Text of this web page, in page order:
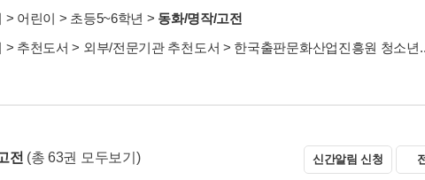
> 어린이 > 초등5~6학년 > 동화/명작/고전
> 추천도서 > 외부/전문기관 추천도서 > 한국출판문화산업진흥원 청소년..
전 (총 63권 모두보기) 신간알림 신청